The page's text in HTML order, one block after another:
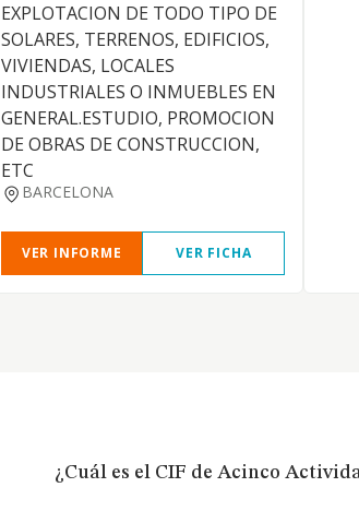
EXPLOTACION DE TODO TIPO DE
SOLARES, TERRENOS, EDIFICIOS,
VIVIENDAS, LOCALES
INDUSTRIALES O INMUEBLES EN
GENERAL.ESTUDIO, PROMOCION
DE OBRAS DE CONSTRUCCION,
ETC
BARCELONA
VER INFORME VER FICHA
¿Cuál es el CIF de Acinco